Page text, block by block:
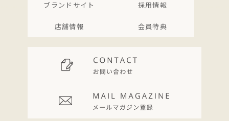
ブランドサイト 採用情報
店舗情報 会員特典